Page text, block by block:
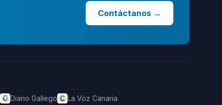
Contáctanos →
Diario Gallego La Voz Canaria